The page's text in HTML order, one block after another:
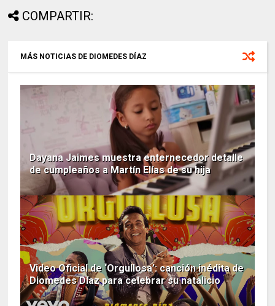
COMPARTIR:
MÁS NOTICIAS DE DIOMEDES DÍAZ
Dayana Jaimes muestra enternecedor detalle
de cumpleaños a Martín Elías de su hija
Video Oficial de ‘Orgullosa’: canción inédita de
Diomedes Díaz para celebrar su natalicio